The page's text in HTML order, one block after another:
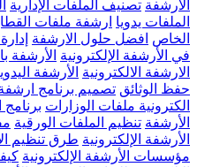
الأرشفة تصنيف الملفات الإدارية
الملفات يدويا ارشفة ملفات
الخاص افضل حلول الارشفة
في الأرشفة الإلكترونية الأرشفة
الارشفة الالكترونية الأرشفة
حفظ الوثائق تصميم برنامج ارشفة
الكترونية ملفات الوزارات
الأرشفة تنظيم الملفات الورقية
الأرشفة الإلكترونية طرق تنظيم
مؤسسات الأرشفة الإلكترونية